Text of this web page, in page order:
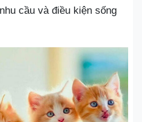
cầu và điều kiện sống